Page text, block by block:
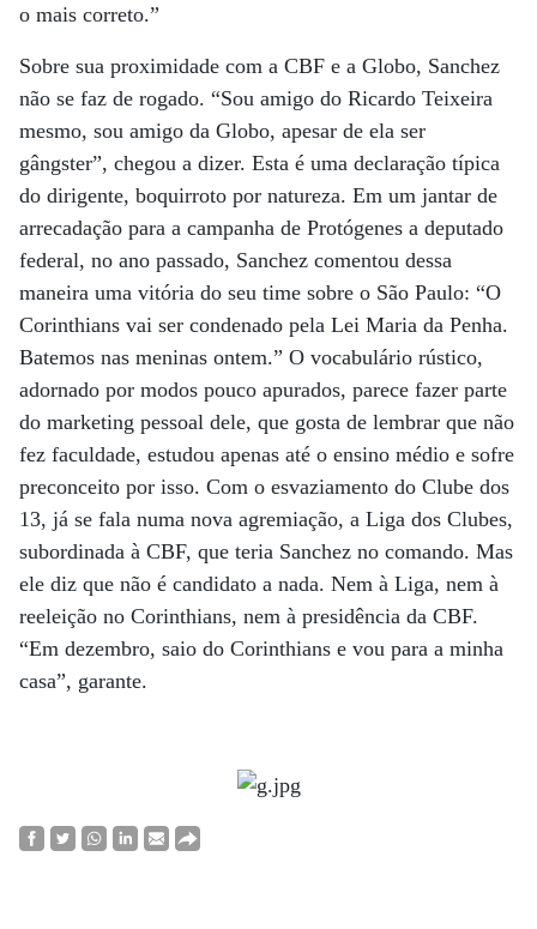
o mais correto.”
Sobre sua proximidade com a CBF e a Globo, Sanchez
não se faz de rogado. “Sou amigo do Ricardo Teixeira
mesmo, sou amigo da Globo, apesar de ela ser
gângster”, chegou a dizer. Esta é uma declaração típica
do dirigente, boquirroto por natureza. Em um jantar de
arrecadação para a campanha de Protógenes a deputado
federal, no ano passado, Sanchez comentou dessa
maneira uma vitória do seu time sobre o São Paulo: “O
Corinthians vai ser condenado pela Lei Maria da Penha.
Batemos nas meninas ontem.” O vocabulário rústico,
adornado por modos pouco apurados, parece fazer parte
do marketing pessoal dele, que gosta de lembrar que não
fez faculdade, estudou apenas até o ensino médio e sofre
preconceito por isso. Com o esvaziamento do Clube dos
13, já se fala numa nova agremiação, a Liga dos Clubes,
subordinada à CBF, que teria Sanchez no comando. Mas
ele diz que não é candidato a nada. Nem à Liga, nem à
reeleição no Corinthians, nem à presidência da CBF.
“Em dezembro, saio do Corinthians e vou para a minha
casa”, garante.